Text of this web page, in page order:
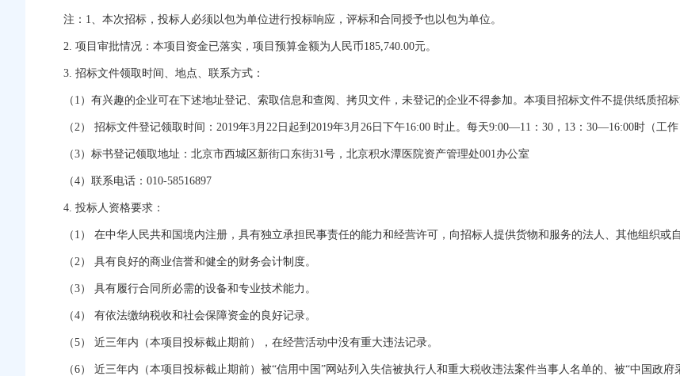
注：1、本次招标，投标人必须以包为单位进行投标响应，评标和合同授予也以包为单位。
2. 项目审批情况：本项目资金已落实，项目预算金额为人民币185,740.00元。
3. 招标文件领取时间、地点、联系方式：
（1）有兴趣的企业可在下述地址登记、索取信息和查阅、拷贝文件，未登记的企业不得参加。本项目招标文件不提供纸质招
（2） 招标文件登记领取时间：2019年3月22日起到2019年3月26日下午16:00 时止。每天9:00—11：30，13：30—16:00时（工作
（3）标书登记领取地址：北京市西城区新街口东街31号，北京积水潭医院资产管理处001办公室
（4）联系电话：010-58516897
4. 投标人资格要求：
（1） 在中华人民共和国境内注册，具有独立承担民事责任的能力和经营许可，向招标人提供货物和服务的法人、其他组织或自
（2） 具有良好的商业信誉和健全的财务会计制度。
（3） 具有履行合同所必需的设备和专业技术能力。
（4） 有依法缴纳税收和社会保障资金的良好记录。
（5） 近三年内（本项目投标截止期前），在经营活动中没有重大违法记录。
（6） 近三年内（本项目投标截止期前）被“信用中国”网站列入失信被执行人和重大税收违法案件当事人名单的、被“中国政